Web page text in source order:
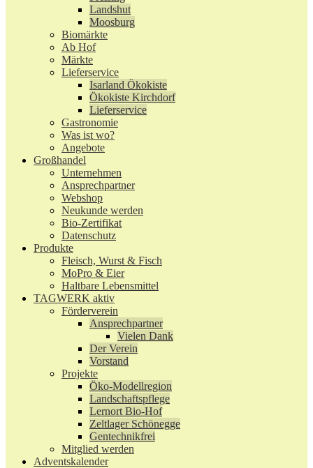
Landshut
Moosburg
Biomärkte
Ab Hof
Märkte
Lieferservice
Isarland Ökokiste
Ökokiste Kirchdorf
Lieferservice
Gastronomie
Was ist wo?
Angebote
Großhandel
Unternehmen
Ansprechpartner
Webshop
Neukunde werden
Bio-Zertifikat
Datenschutz
Produkte
Fleisch, Wurst & Fisch
MoPro & Eier
Haltbare Lebensmittel
TAGWERK aktiv
Förderverein
Ansprechpartner
Vielen Dank
Der Verein
Vorstand
Projekte
Öko-Modellregion
Landschaftspflege
Lernort Bio-Hof
Zeltlager Schönegge
Gentechnikfrei
Mitglied werden
Adventskalender